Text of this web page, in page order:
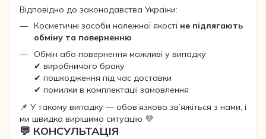
Відповідно до законодавства України:
Косметичні засоби належної якості не підлягають
обміну та поверненню
Обмін або повернення можливі у випадку:
✔ виробничого браку
✔ пошкодження під час доставки
✔ помилки в комплектації замовлення
📌 У такому випадку — обов’язково зв’яжіться з нами, і
ми швидко вирішимо ситуацію 💜
💬 КОНСУЛЬТАЦІЯ